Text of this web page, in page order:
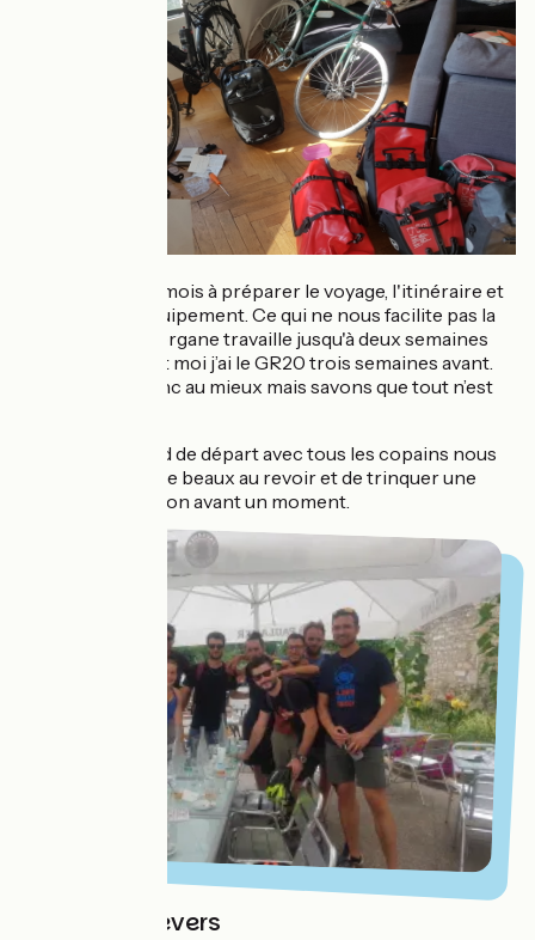
Nous passons 3 mois à préparer le voyage, l'itinéraire et
à acheter de l'équipement. Ce qui ne nous facilite pas la
tâche est que Morgane travaille jusqu'à deux semaines
avant le départ et moi j’ai le GR20 trois semaines avant.
Nous faisons donc au mieux mais savons que tout n’est
Un long weekend de départ avec tous les copains nous
permet de faire de beaux au revoir et de trinquer une
ultime fois sur Lyon avant un moment.
De Lyon à Nevers